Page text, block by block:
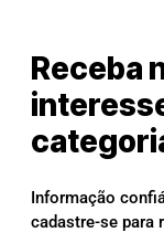
Receba
Informação
cadastre-se para